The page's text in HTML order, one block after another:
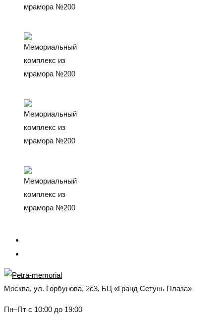
Москва, ул. Горбунова, 2с3, БЦ «Гранд Сетунь Плаза»
Пн–Пт с 10:00 до 19:00